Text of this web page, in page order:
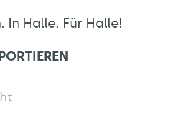
In Halle. Für Halle!